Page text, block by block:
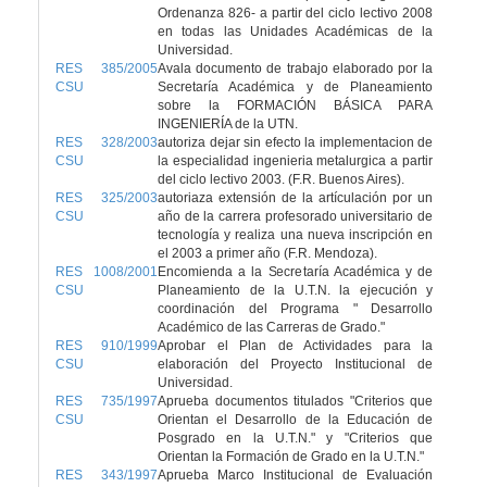
Ordenanza 826- a partir del ciclo lectivo 2008
en todas las Unidades Académicas de la
Universidad.
RES 385/2005
CSU
Avala documento de trabajo elaborado por la
Secretaría Académica y de Planeamiento
sobre la FORMACIÓN BÁSICA PARA
INGENIERÍA de la UTN.
RES 328/2003
CSU
autoriza dejar sin efecto la implementacion de
la especialidad ingenieria metalurgica a partir
del ciclo lectivo 2003. (F.R. Buenos Aires).
RES 325/2003
CSU
autoriaza extensión de la artículación por un
año de la carrera profesorado universitario de
tecnología y realiza una nueva inscripción en
el 2003 a primer año (F.R. Mendoza).
RES 1008/2001
CSU
Encomienda a la Secretaría Académica y de
Planeamiento de la U.T.N. la ejecución y
coordinación del Programa " Desarrollo
Académico de las Carreras de Grado."
RES 910/1999
CSU
Aprobar el Plan de Actividades para la
elaboración del Proyecto Institucional de
Universidad.
RES 735/1997
CSU
Aprueba documentos titulados "Criterios que
Orientan el Desarrollo de la Educación de
Posgrado en la U.T.N." y "Criterios que
Orientan la Formación de Grado en la U.T.N."
RES 343/1997Aprueba Marco Institucional de Evaluación